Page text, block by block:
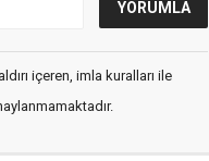
içeren, imla kuralları ile